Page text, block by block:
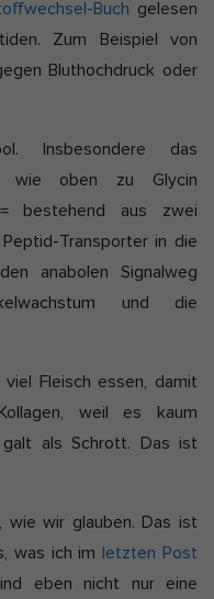
Buch gelesen
Zum Beispiel von
Bluthochdruck oder
Insbesondere das
wie oben zu Glycin
bestehend aus zwei
Transporter in die
anabolen Signalweg
und die
Fleisch essen, damit
weil es kaum
galt als Schrott. Das ist
wir glauben. Das ist
was ich im
letzten Post
eben nicht nur eine